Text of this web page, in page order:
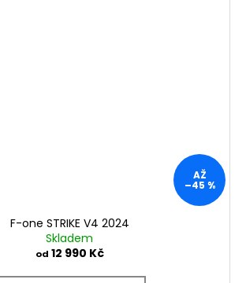
AŽ
–45 %
F-one STRIKE V4 2024
Skladem
od 12 990 Kč